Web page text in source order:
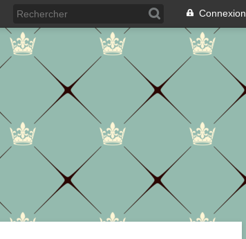
Connexion